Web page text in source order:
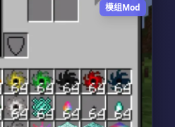
装，不需要记忆复杂命令。 -
令获得菜单物品，可快速打
团队菜单。 - **公平排队与
，也支持 2v2、3v3、4v4 和
求后，系统会自动完成匹配并
**多竞技场与自动重置：** 每
技场，让多场决斗同时进行。
复竞技场地形，重置范围上限
模组Mod